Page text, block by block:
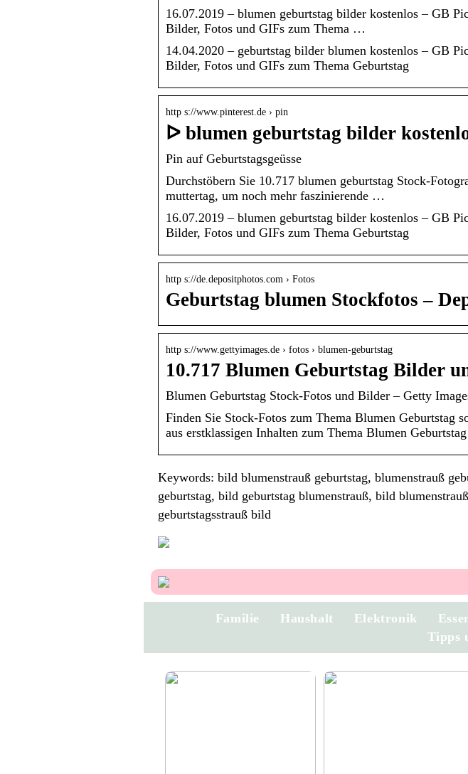
16.07.2019 – blumen geburtstag bilder kostenlos – GB
Bilder, Fotos und GIFs zum Thema …
14.04.2020 – geburtstag bilder blumen kostenlos – GB
Bilder, Fotos und GIFs zum Thema Geburtstag
http s://www.pinterest.de › pin
ᐅ blumen geburtstag bilder
Pin auf Geburtstagsgeüsse
Durchstöbern Sie 10.717 blumen geburtstag Stock-
muttertag, um noch mehr faszinierende …
16.07.2019 – blumen geburtstag bilder kostenlos – GB
Bilder, Fotos und GIFs zum Thema Geburtstag
http s://de.depositphotos.com › Fotos
Geburtstag blumen Stockfotos –
http s://www.gettyimages.de › fotos › blumen-geburtstag
10.717 Blumen Geburtstag Bilder
Blumen Geburtstag Stock-Fotos und Bilder – Getty
Finden Sie Stock-Fotos zum Thema Blumen Geburtstag
aus erstklassigen Inhalten zum Thema Blumen
Keywords: bild blumenstrauß geburtstag, blumenstrauß
geburtstag, bild geburtstag blumenstrauß, bild
geburtstagsstrauß bild
Familie Haushalt Elektronik
Tipps